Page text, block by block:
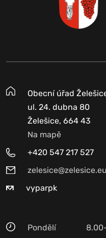
Obecní úřad
ul. 24. dubna 80
Želešice, 664 43
Na mapě
+420 547 217 527
zelesice@zelesice.eu
vyparpk
Pondělí